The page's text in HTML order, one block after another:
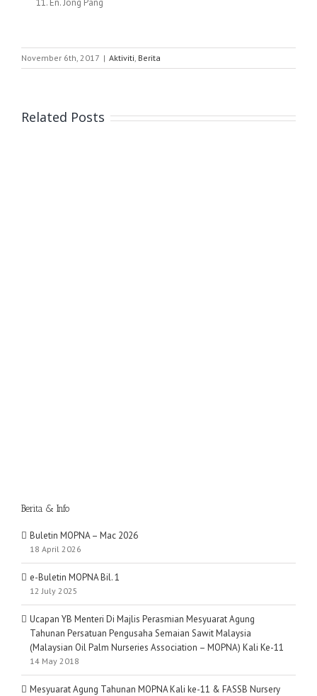
En. Jong Pang
November 6th, 2017 | Aktiviti, Berita
Related Posts
Berita & Info
Buletin MOPNA – Mac 2026
18 April 2026
e-Buletin MOPNA Bil. 1
12 July 2025
Ucapan YB Menteri Di Majlis Perasmian Mesyuarat Agung
Tahunan Persatuan Pengusaha Semaian Sawit Malaysia
(Malaysian Oil Palm Nurseries Association – MOPNA) Kali Ke-11
14 May 2018
Mesyuarat Agung Tahunan MOPNA Kali ke-11 & FASSB Nursery